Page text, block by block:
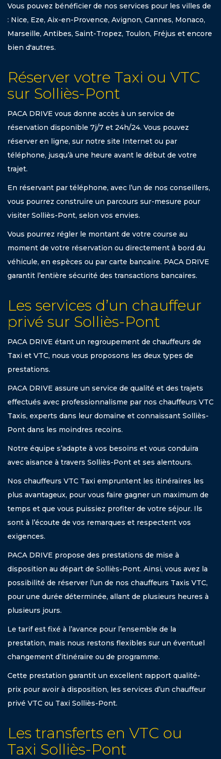
Vous pouvez bénéficier de nos services pour les villes de
: Nice, Eze, Aix-en-Provence, Avignon, Cannes, Monaco,
Marseille, Antibes, Saint-Tropez, Toulon, Fréjus et encore
bien d'autres.
Réserver votre Taxi ou VTC
sur Solliès-Pont
PACA DRIVE vous donne accès à un service de
réservation disponible 7j/7 et 24h/24. Vous pouvez
réserver en ligne, sur notre site Internet ou par
téléphone, jusqu’à une heure avant le début de votre
trajet.
En réservant par téléphone, avec l’un de nos conseillers,
vous pourrez construire un parcours sur-mesure pour
visiter Solliès-Pont, selon vos envies.
Vous pourrez régler le montant de votre course au
moment de votre réservation ou directement à bord du
véhicule, en espèces ou par carte bancaire. PACA DRIVE
garantit l’entière sécurité des transactions bancaires.
Les services d’un chauffeur
privé sur Solliès-Pont
PACA DRIVE étant un regroupement de chauffeurs de
Taxi et VTC, nous vous proposons les deux types de
prestations.
PACA DRIVE assure un service de qualité et des trajets
effectués avec professionnalisme par nos chauffeurs VTC
Taxis, experts dans leur domaine et connaissant Solliès-
Pont dans les moindres recoins.
Notre équipe s’adapte à vos besoins et vous conduira
avec aisance à travers Solliès-Pont et ses alentours.
Nos chauffeurs VTC Taxi empruntent les itinéraires les
plus avantageux, pour vous faire gagner un maximum de
temps et que vous puissiez profiter de votre séjour. Ils
sont à l’écoute de vos remarques et respectent vos
exigences.
PACA DRIVE propose des prestations de mise à
disposition au départ de Solliès-Pont. Ainsi, vous avez la
possibilité de réserver l’un de nos chauffeurs Taxis VTC,
pour une durée déterminée, allant de plusieurs heures à
plusieurs jours.
Le tarif est fixé à l’avance pour l’ensemble de la
prestation, mais nous restons flexibles sur un éventuel
changement d’itinéraire ou de programme.
Cette prestation garantit un excellent rapport qualité-
prix pour avoir à disposition, les services d’un chauffeur
privé VTC ou Taxi Solliès-Pont.
Les transferts en VTC ou
Taxi Solliès-Pont